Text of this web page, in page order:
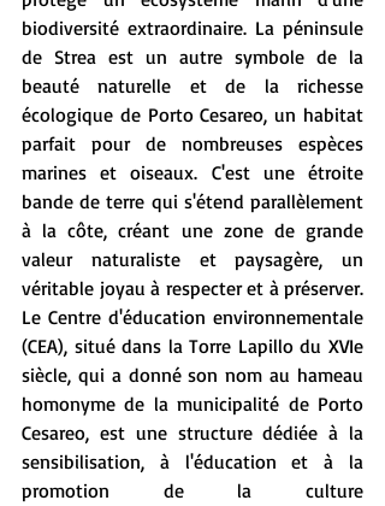
biodiversité extraordinaire. La péninsule
de Strea est un autre symbole de la
beauté naturelle et de la richesse
écologique de Porto Cesareo, un habitat
parfait pour de nombreuses espèces
marines et oiseaux. C'est une étroite
bande de terre qui s'étend parallèlement
à la côte, créant une zone de grande
valeur naturaliste et paysagère, un
véritable joyau à respecter et à préserver.
Le Centre d'éducation environnementale
(CEA), situé dans la Torre Lapillo du XVIe
siècle, qui a donné son nom au hameau
homonyme de la municipalité de Porto
Cesareo, est une structure dédiée à la
sensibilisation, à l'éducation et à la
promotion de la culture